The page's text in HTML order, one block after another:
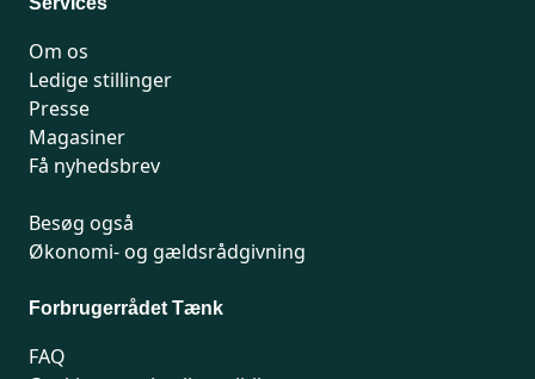
Om os
Ledige stillinger
Presse
Magasiner
Få nyhedsbrev
Besøg også
Økonomi- og gældsrådgivning
Forbrugerrådet Tænk
FAQ